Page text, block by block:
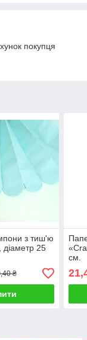
покупця
з тиш'ю
25
₴
см.